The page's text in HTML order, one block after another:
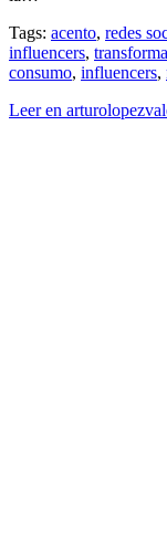
Tags: acento, redes
influencers,
consumo, influencers,
Leer en